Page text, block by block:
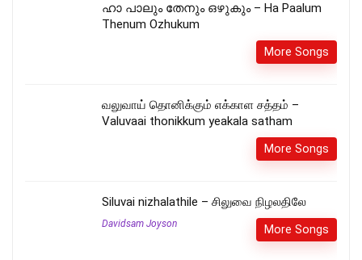
ഹാ പാലും തേനും ഒഴുകും – Ha Paalum
Thenum Ozhukum
More Songs
வலுவாய் தொனிக்கும் எக்காள சத்தம் –
Valuvaai thonikkum yeakala satham
More Songs
Siluvai nizhalathile – சிலுவை நிழலதிலே
Davidsam Joyson More Songs